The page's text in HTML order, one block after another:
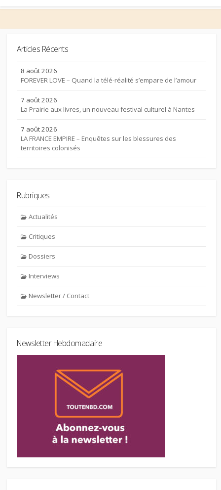
Articles Récents
8 août 2026
FOREVER LOVE – Quand la télé-réalité s’empare de l’amour
7 août 2026
La Prairie aux livres, un nouveau festival culturel à Nantes
7 août 2026
LA FRANCE EMPIRE – Enquêtes sur les blessures des
territoires colonisés
Rubriques
Actualités
Critiques
Dossiers
Interviews
Newsletter / Contact
Newsletter Hebdomadaire